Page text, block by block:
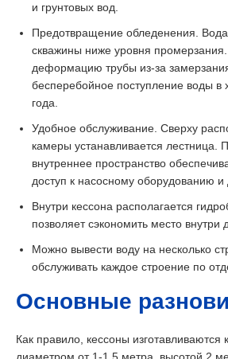
и грунтовых вод.
Предотвращение обледенения.
скважины ниже уровня
деформацию трубы из-за
бесперебойное поступление воды в
года.
Удобное обслуживание. Сверху
камеры устанавливается лестница.
внутреннее пространство
доступ к насосному оборудованию и
Внутри кессона располагается
позволяет сэкономить место внутри
Можно вывести воду на несколько
обслуживать каждое строение по
Основные
Как правило, кессоны